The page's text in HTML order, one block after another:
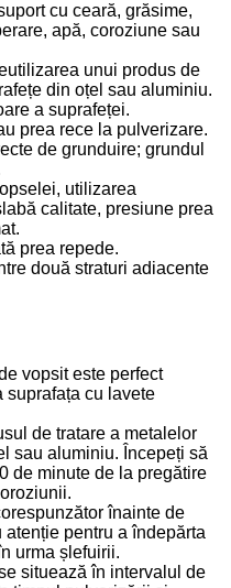
cu ceară, grăsime,
apă, coroziune sau
unui produs de
din oțel sau aluminiu.
a suprafeței.
prea rece la pulverizare.
de grunduire; grundul
utilizarea
calitate, presiune prea
prea repede.
două straturi adiacente
vopsit este perfect
suprafața cu lavete
de tratare a metalelor
sau aluminiu. Începeți să
de minute de la pregătire
înainte de
pentru a îndepărta
urma șlefuirii.
situează în intervalul de